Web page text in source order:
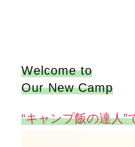
Welcome to
Our New Camp
“キャンプ飯の達人